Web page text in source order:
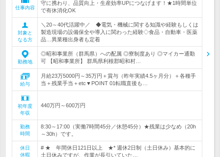
仕事内容
守に携わり、品質向上・生産効率UPにつなげます！★1時間単位
で有休消化OK
対象と
なる方
＼20～40代活躍中／ ◆電気・機械に関する知識や経験もしくは
製造現場の設備保全や導入に関わった経験◇食品・自動車・医薬
品…異業種出身者も定着
勤務地
◎昭和事業所（群馬県）への配属 ◎寮制度あり ◎マイカー通勤
可 【昭和事業所】 群馬県利根郡昭和村…
給与
月給23万5000円～35万円＋賞与（昨年実績4.5ヶ月分）＋各種手
当＋残業手当＋etc▼POINT 01転職直後も…
初年度
年収
440万円～600万円
勤務
時間
8:30～17:00（実働7時間45分／休憩45分）★残業は少なめ（20h
～30h）です。
休日
休暇
# ★ 年間休日121日以上 ★* 週休2日制（土日休み）基本的に
土日休みですが、作業が長引いていた…